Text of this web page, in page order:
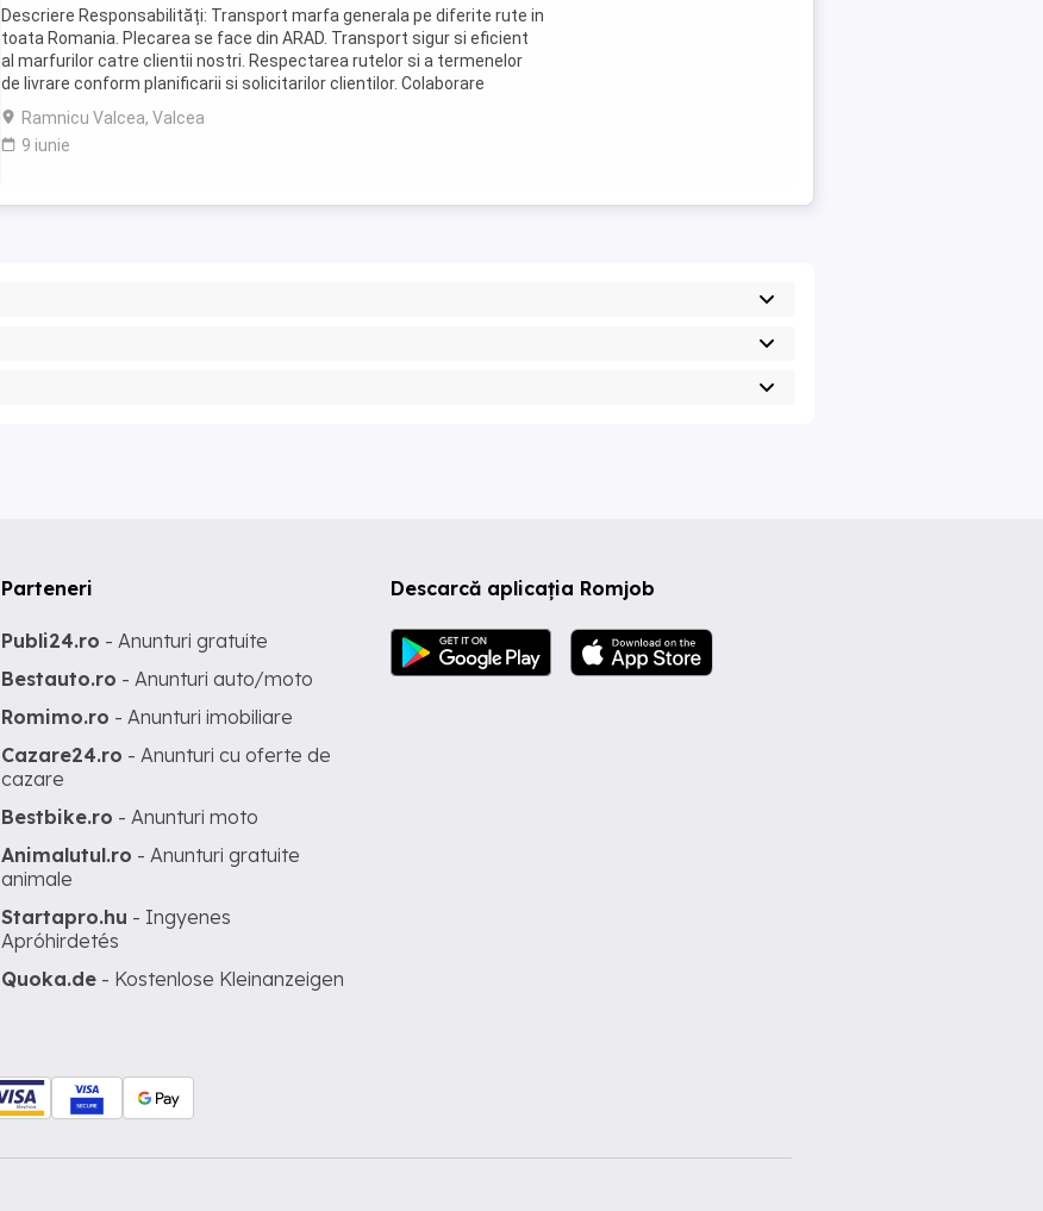
Descriere Responsabilități: Transport marfa generala pe diferite rute in
toata Romania. Plecarea se face din ARAD. Transport sigur si eficient
al marfurilor catre clientii nostri. Respectarea rutelor si a termenelor
de livrare conform planificarii si solicitarilor clientilor. Colaborare
eficienta ...
Ramnicu Valcea, Valcea
9 iunie
Descarcă aplicația Romjob
Parteneri
Publi24.ro - Anunturi gratuite
Bestauto.ro - Anunturi auto/moto
Romimo.ro - Anunturi imobiliare
Cazare24.ro - Anunturi cu oferte de
cazare
Bestbike.ro - Anunturi moto
Animalutul.ro - Anunturi gratuite
animale
Startapro.hu - Ingyenes
Apróhirdetés
Quoka.de - Kostenlose Kleinanzeigen